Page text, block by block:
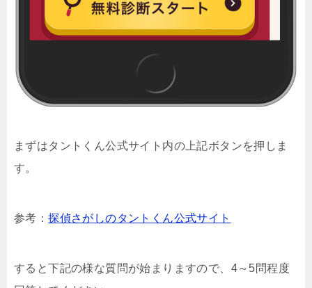
まずはタントくん公式サイト内の上記ボタンを押しま
す。
参考：探偵さがしのタントくん公式サイト
すると下記の様な質問が始まりますので、4～5問程度